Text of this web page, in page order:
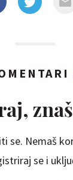
se. Nemaš
se i